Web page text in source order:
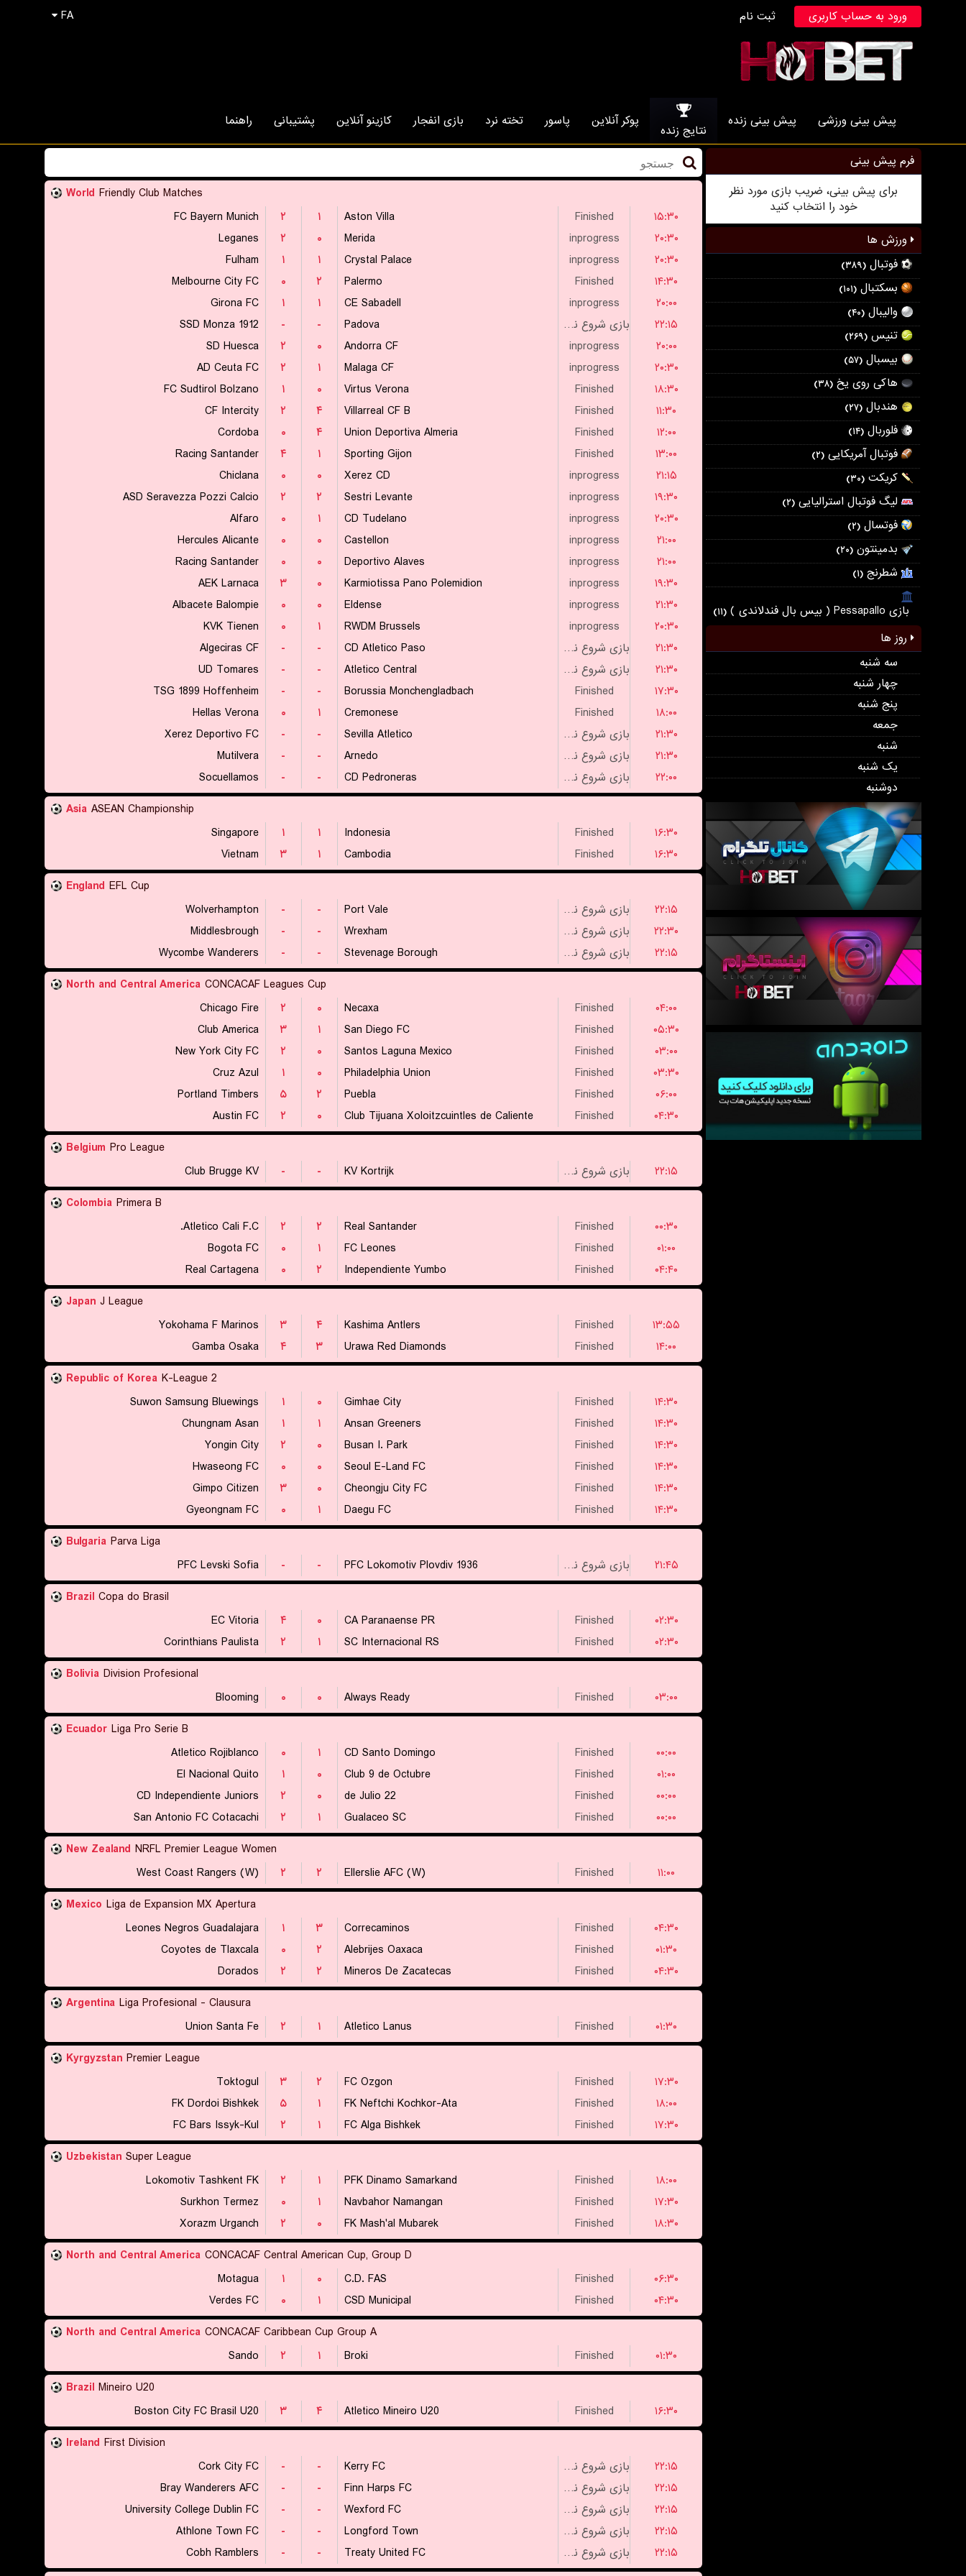
FA ورود به حساب کاربری ثبت نام
پیش بینی ورزشی پیش بینی زنده
نتایج زنده
پوکر آنلاین پاسور تخته نرد بازی انفجار کازینو آنلاین پشتیبانی راهنما
فرم پیش بینی
برای پیش بینی، ضریب بازی مورد نظر
خود را انتخاب کنید
ورزش ها
فوتبال (۳۸۹)
بسکتبال (۱۰۱)
والیبال (۴۰)
تنیس (۲۶۹)
بیسبال (۵۷)
هاکی روی یخ (۳۸)
هندبال (۲۷)
فلوربال (۱۴)
فوتبال آمریکایی (۲)
کریکت (۳۰)
لیگ فوتبال استرالیایی (۲)
فوتسال (۲)
بدمینتون (۲۰)
شطرنج (۱)
بازی Pessapallo ( بیس بال فندلاندی ) (۱۱)
روز ها
سه شنبه
چهار شنبه
پنج شنبه
جمعه
شنبه
یک شنبه
دوشنبه
World Friendly Club Matches
FC Bayern Munich
۲ ۱ Aston Villa Finished
۱۵:۳۰
Leganes
۲ ۰ Merida inprogress
۲۰:۳۰
Fulham
۱ ۱ Crystal Palace inprogress
۲۰:۳۰
Melbourne City FC
۰ ۲ Palermo Finished
۱۴:۳۰
Girona FC
۱ ۱ CE Sabadell inprogress
۲۰:۰۰
SSD Monza 1912
- - Padova بازی شروع نشده است
۲۲:۱۵
SD Huesca
۲ ۰ Andorra CF inprogress
۲۰:۰۰
AD Ceuta FC
۲ ۱ Malaga CF inprogress
۲۰:۳۰
FC Sudtirol Bolzano
۱ ۰ Virtus Verona Finished
۱۸:۳۰
CF Intercity
۲ ۴ Villarreal CF B Finished
۱۱:۳۰
Cordoba
۰ ۴ Union Deportiva Almeria Finished
۱۲:۰۰
Racing Santander
۴ ۱ Sporting Gijon Finished
۱۳:۰۰
Chiclana
۰ ۰ Xerez CD inprogress
۲۱:۱۵
ASD Seravezza Pozzi Calcio
۲ ۲ Sestri Levante inprogress
۱۹:۳۰
Alfaro
۰ ۱ CD Tudelano inprogress
۲۰:۳۰
Hercules Alicante
۰ ۰ Castellon inprogress
۲۱:۰۰
Racing Santander
۰ ۰ Deportivo Alaves inprogress
۲۱:۰۰
AEK Larnaca
۳ ۰ Karmiotissa Pano Polemidion inprogress
۱۹:۳۰
Albacete Balompie
۰ ۰ Eldense inprogress
۲۱:۳۰
KVK Tienen
۰ ۱ RWDM Brussels inprogress
۲۰:۳۰
Algeciras CF
- - CD Atletico Paso بازی شروع نشده است
۲۱:۳۰
UD Tomares
- - Atletico Central بازی شروع نشده است
۲۱:۳۰
TSG 1899 Hoffenheim
- - Borussia Monchengladbach Finished
۱۷:۳۰
Hellas Verona
۰ ۱ Cremonese Finished
۱۸:۰۰
Xerez Deportivo FC
- - Sevilla Atletico بازی شروع نشده است
۲۱:۳۰
Mutilvera
- - Arnedo بازی شروع نشده است
۲۱:۳۰
Socuellamos
- - CD Pedroneras بازی شروع نشده است
۲۲:۰۰
Asia ASEAN Championship
Singapore
۱ ۱ Indonesia Finished
۱۶:۳۰
Vietnam
۳ ۱ Cambodia Finished
۱۶:۳۰
England EFL Cup
Wolverhampton
- - Port Vale بازی شروع نشده است
۲۲:۱۵
Middlesbrough
- - Wrexham بازی شروع نشده است
۲۲:۳۰
Wycombe Wanderers
- - Stevenage Borough بازی شروع نشده است
۲۲:۱۵
North and Central America CONCACAF Leagues Cup
Chicago Fire
۲ ۰ Necaxa Finished
۰۴:۰۰
Club America
۳ ۱ San Diego FC Finished
۰۵:۳۰
New York City FC
۲ ۰ Santos Laguna Mexico Finished
۰۳:۰۰
Cruz Azul
۱ ۰ Philadelphia Union Finished
۰۳:۳۰
Portland Timbers
۵ ۲ Puebla Finished
۰۶:۰۰
Austin FC
۲ ۰ Club Tijuana Xoloitzcuintles de Caliente Finished
۰۴:۳۰
Belgium Pro League
Club Brugge KV
- - KV Kortrijk بازی شروع نشده است
۲۲:۱۵
Colombia Primera B
Atletico Cali F.C.
۲ ۲ Real Santander Finished
۰۰:۳۰
Bogota FC
۰ ۱ FC Leones Finished
۰۱:۰۰
Real Cartagena
۰ ۲ Independiente Yumbo Finished
۰۴:۴۰
Japan J League
Yokohama F Marinos
۳ ۴ Kashima Antlers Finished
۱۳:۵۵
Gamba Osaka
۴ ۳ Urawa Red Diamonds Finished
۱۴:۰۰
Republic of Korea K-League 2
Suwon Samsung Bluewings
۱ ۰ Gimhae City Finished
۱۴:۳۰
Chungnam Asan
۱ ۱ Ansan Greeners Finished
۱۴:۳۰
Yongin City
۲ ۰ Busan I. Park Finished
۱۴:۳۰
Hwaseong FC
۰ ۰ Seoul E-Land FC Finished
۱۴:۳۰
Gimpo Citizen
۳ ۰ Cheongju City FC Finished
۱۴:۳۰
Gyeongnam FC
۰ ۱ Daegu FC Finished
۱۴:۳۰
Bulgaria Parva Liga
PFC Levski Sofia
- - PFC Lokomotiv Plovdiv 1936 بازی شروع نشده است
۲۱:۴۵
Brazil Copa do Brasil
EC Vitoria
۴ ۰ CA Paranaense PR Finished
۰۲:۳۰
Corinthians Paulista
۲ ۱ SC Internacional RS Finished
۰۲:۳۰
Bolivia Division Profesional
Blooming
۰ ۰ Always Ready Finished
۰۳:۰۰
Ecuador Liga Pro Serie B
Atletico Rojiblanco
۰ ۱ CD Santo Domingo Finished
۰۰:۰۰
El Nacional Quito
۱ ۰ Club 9 de Octubre Finished
۰۱:۰۰
CD Independiente Juniors
۲ ۰ 22 de Julio Finished
۰۰:۰۰
San Antonio FC Cotacachi
۲ ۱ Gualaceo SC Finished
۰۰:۰۰
New Zealand NRFL Premier League Women
West Coast Rangers (W)
۲ ۲ Ellerslie AFC (W) Finished
۱۱:۰۰
Mexico Liga de Expansion MX Apertura
Leones Negros Guadalajara
۱ ۳ Correcaminos Finished
۰۴:۳۰
Coyotes de Tlaxcala
۰ ۲ Alebrijes Oaxaca Finished
۰۱:۳۰
Dorados
۲ ۲ Mineros De Zacatecas Finished
۰۴:۳۰
Argentina Liga Profesional - Clausura
Union Santa Fe
۲ ۱ Atletico Lanus Finished
۰۱:۳۰
Kyrgyzstan Premier League
Toktogul
۳ ۲ FC Ozgon Finished
۱۷:۳۰
FK Dordoi Bishkek
۵ ۱ FK Neftchi Kochkor-Ata Finished
۱۸:۰۰
FC Bars Issyk-Kul
۲ ۱ FC Alga Bishkek Finished
۱۷:۳۰
Uzbekistan Super League
Lokomotiv Tashkent FK
۲ ۱ PFK Dinamo Samarkand Finished
۱۸:۰۰
Surkhon Termez
۰ ۱ Navbahor Namangan Finished
۱۷:۳۰
Xorazm Urganch
۲ ۰ FK Mash'al Mubarek Finished
۱۸:۳۰
North and Central America CONCACAF Central American Cup, Group D
Motagua
۱ ۰ C.D. FAS Finished
۰۶:۳۰
Verdes FC
۰ ۱ CSD Municipal Finished
۰۴:۳۰
North and Central America CONCACAF Caribbean Cup Group A
Sando
۲ ۱ Broki Finished
۰۱:۳۰
Brazil Mineiro U20
Boston City FC Brasil U20
۳ ۴ Atletico Mineiro U20 Finished
۱۶:۳۰
Ireland First Division
Cork City FC
- - Kerry FC بازی شروع نشده است
۲۲:۱۵
Bray Wanderers AFC
- - Finn Harps FC بازی شروع نشده است
۲۲:۱۵
University College Dublin FC
- - Wexford FC بازی شروع نشده است
۲۲:۱۵
Athlone Town FC
- - Longford Town بازی شروع نشده است
۲۲:۱۵
Cobh Ramblers
- - Treaty United FC بازی شروع نشده است ۲۲:۱۵